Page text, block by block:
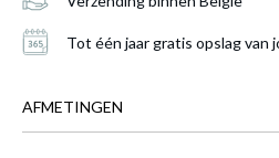
Tot één jaar gratis opslag van
AFMETINGEN